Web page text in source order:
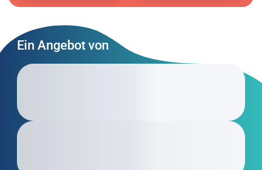
Ein Angebot von